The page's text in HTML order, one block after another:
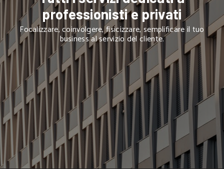
professionisti e privati
Focalizzare, coinvolgere, fisicizzare, semplificare il tuo
business al servizio del cliente.